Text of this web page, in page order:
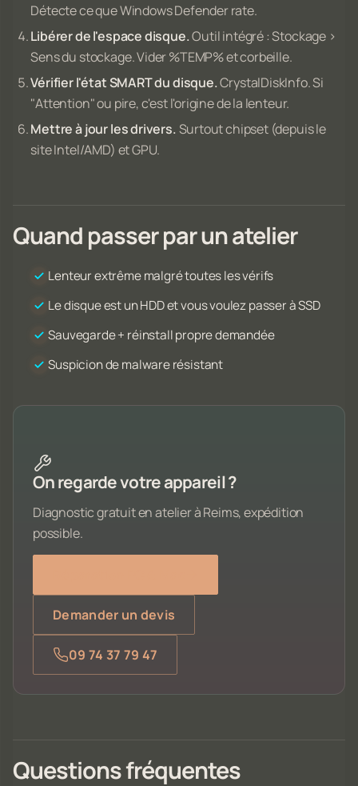
Détecte ce que Windows Defender rate.
Libérer de l'espace disque.Outil intégré : Stockage >
Sens du stockage. Vider %TEMP% et corbeille.
Vérifier l'état SMART du disque.CrystalDiskInfo. Si
"Attention" ou pire, c'est l'origine de la lenteur.
Mettre à jour les drivers.Surtout chipset (depuis le
site Intel/AMD) et GPU.
Quand passer par un atelier
Lenteur extrême malgré toutes les vérifs
Le disque est un HDD et vous voulez passer à SSD
Sauvegarde + réinstall propre demandée
Suspicion de malware résistant
On regarde votre appareil ?
Diagnostic gratuit en atelier à Reims, expédition
possible.
Demander un devis
09 74 37 79 47
Questions fréquentes